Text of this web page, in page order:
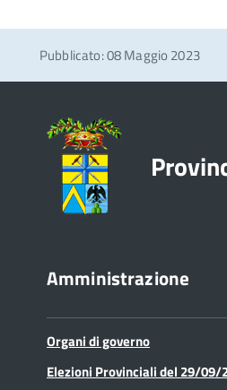
Pubblicato: 08 Maggio 2023
Amministrazione
Organi di governo
Elezioni Provinciali del 29/09/